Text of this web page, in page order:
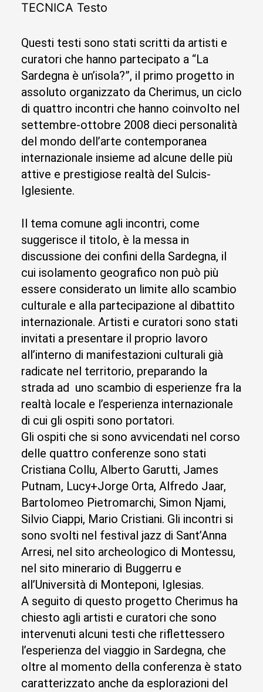
TECNICA Testo
Questi testi sono stati scritti da artisti e
curatori che hanno partecipato a “La
Sardegna è un’isola?”, il primo progetto in
assoluto organizzato da Cherimus, un ciclo
di quattro incontri che hanno coinvolto nel
settembre-ottobre 2008 dieci personalità
del mondo dell’arte contemporanea
internazionale insieme ad alcune delle più
attive e prestigiose realtà del Sulcis-
Iglesiente.
Il tema comune agli incontri, come
suggerisce il titolo, è la messa in
discussione dei confini della Sardegna, il
cui isolamento geografico non può più
essere considerato un limite allo scambio
culturale e alla partecipazione al dibattito
internazionale. Artisti e curatori sono stati
invitati a presentare il proprio lavoro
all’interno di manifestazioni culturali già
radicate nel territorio, preparando la
strada ad uno scambio di esperienze fra la
realtà locale e l’esperienza internazionale
di cui gli ospiti sono portatori.
Gli ospiti che si sono avvicendati nel corso
delle quattro conferenze sono stati
Cristiana Collu, Alberto Garutti, James
Putnam, Lucy+Jorge Orta, Alfredo Jaar,
Bartolomeo Pietromarchi, Simon Njami,
Silvio Ciappi, Mario Cristiani. Gli incontri si
sono svolti nel festival jazz di Sant’Anna
Arresi, nel sito archeologico di Montessu,
nel sito minerario di Buggerru e
all’Università di Monteponi, Iglesias.
A seguito di questo progetto Cherimus ha
chiesto agli artisti e curatori che sono
intervenuti alcuni testi che riflettessero
l’esperienza del viaggio in Sardegna, che
oltre al momento della conferenza è stato
caratterizzato anche da esplorazioni del